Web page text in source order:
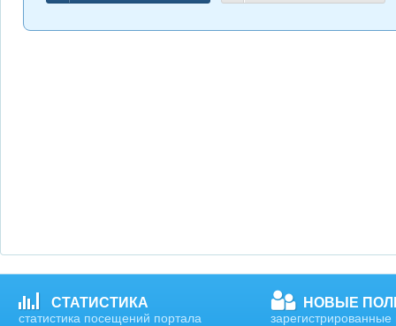
СТАТИСТИКА
статистика посещений портала
НОВЫЕ
зарегистрированные